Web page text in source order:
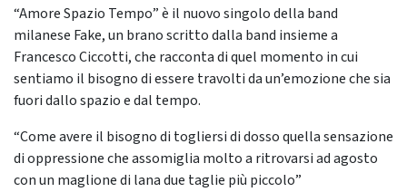
“Amore Spazio Tempo” è il nuovo singolo della band
milanese Fake, un brano scritto dalla band insieme a
Francesco Ciccotti, che racconta di quel momento in cui
sentiamo il bisogno di essere travolti da un’emozione che sia
fuori dallo spazio e dal tempo.
“Come avere il bisogno di togliersi di dosso quella sensazione
di oppressione che assomiglia molto a ritrovarsi ad agosto
con un maglione di lana due taglie più piccolo”